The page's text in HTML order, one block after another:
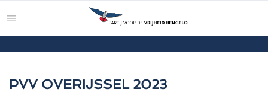
PVV OVERIJSSEL 2023